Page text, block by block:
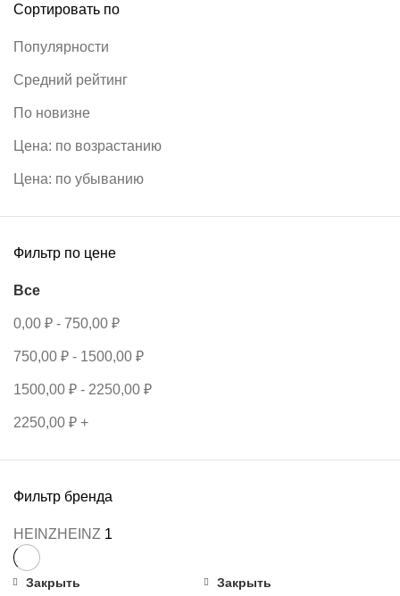
Сортировать по
Популярности
Средний рейтинг
По новизне
Цена: по возрастанию
Цена: по убыванию
Фильтр по цене
Все
0,00 ₽ - 750,00 ₽
750,00 ₽ - 1500,00 ₽
1500,00 ₽ - 2250,00 ₽
2250,00 ₽ +
Фильтр бренда
HEINZHEINZ 1
Закрыть Закрыть